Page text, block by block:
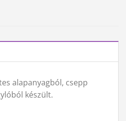
alapanyagból, csepp
készült.